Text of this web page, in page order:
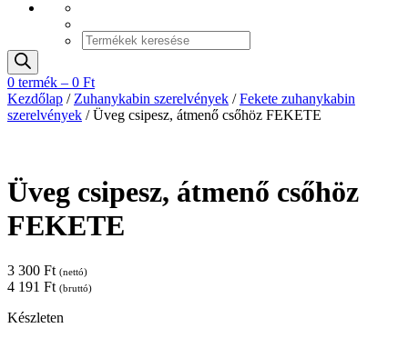
Products
search
0 termék – 0 Ft
Kezdőlap / Zuhanykabin szerelvények /Fekete zuhanykabin
szerelvények / Üveg csipesz, átmenő csőhöz FEKETE
Üveg csipesz, átmenő csőhöz
FEKETE
3 300 Ft (nettó)
4 191 Ft (bruttó)
Készleten